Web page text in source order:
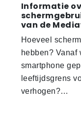
Informatie
van de
Hoeveel
hebben?
smartphone
leeftijdsgrens
verhogen?…